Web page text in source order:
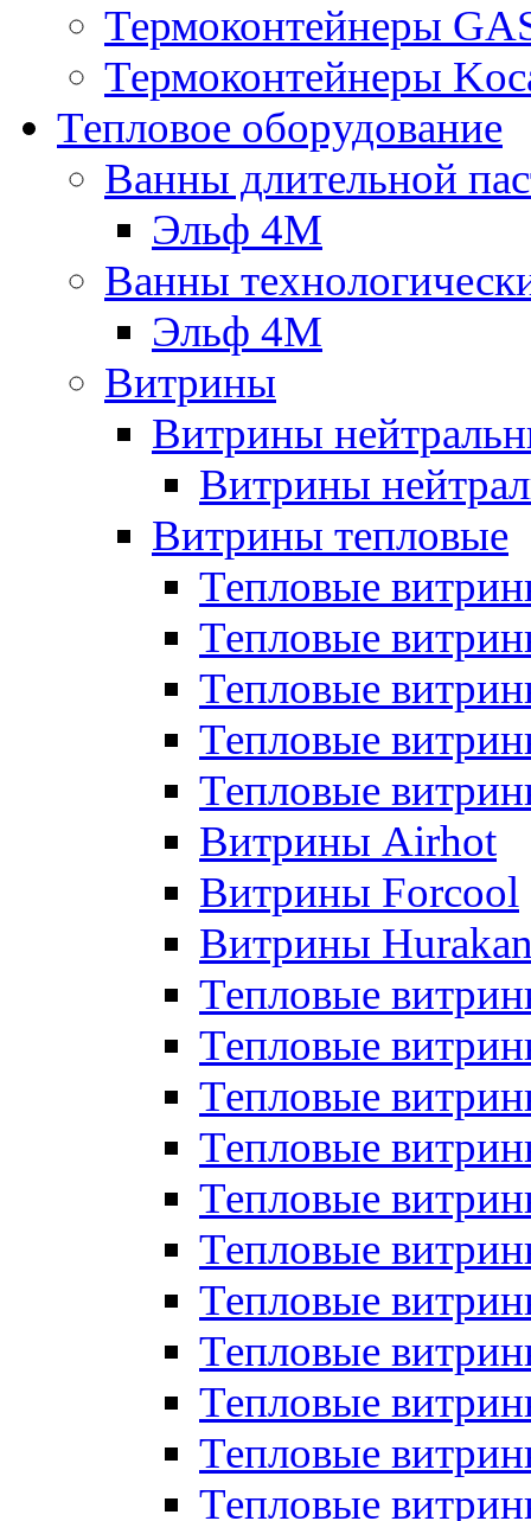
Термоконтейнеры
Термоконтейнеры
Тепловое оборудование
Ванны длительной
Эльф 4М
Ванны
Эльф 4М
Витрины
Витрины
Витрины
Витрины тепловые
Тепловые
Тепловые
Тепловые
Тепловые
Тепловые
Витрины Airhot
Витрины Forcool
Витрины
Тепловые
Тепловые
Тепловые
Тепловые
Тепловые
Тепловые
Тепловые
Тепловые
Тепловые
Тепловые
Тепловые